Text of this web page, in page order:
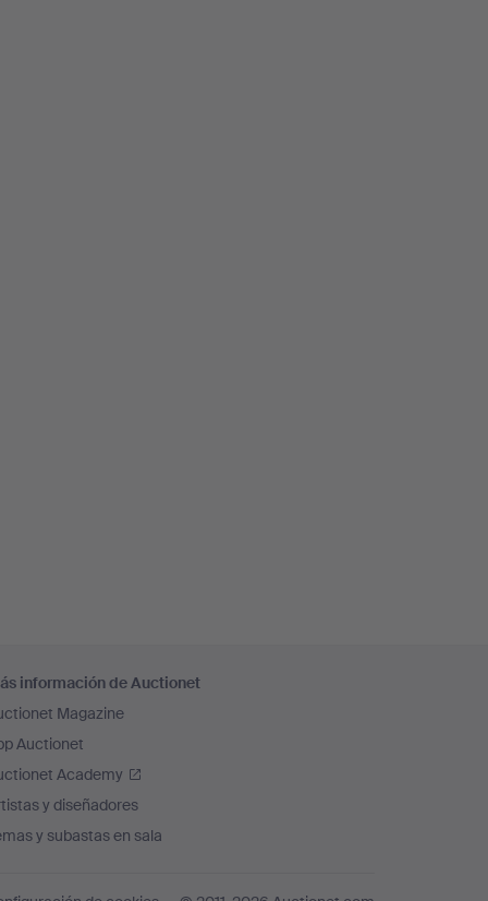
información de Auctionet
Magazine
Auctionet
Academy
y diseñadores
y subastas en sala